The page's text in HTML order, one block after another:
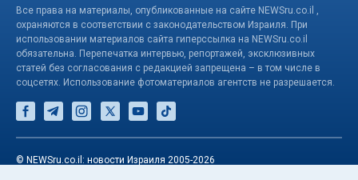
Все права на материалы, опубликованные на сайте NEWSru.co.il ,
охраняются в соответствии с законодательством Израиля. При
использовании материалов сайта гиперссылка на NEWSru.co.il
обязательна. Перепечатка интервью, репортажей, эксклюзивных
статей без согласования с редакцией запрещена – в том числе в
соцсетях. Использование фотоматериалов агентств не разрешается.
© NEWSru.co.il: новости Израиля 2005-2026